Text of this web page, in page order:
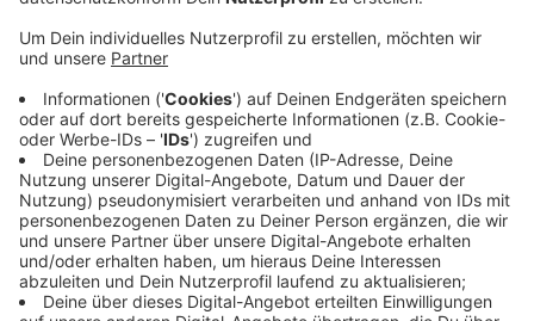
Die Aufbauarbeiten für eine Schranken für zu schwere
zwischen dem Kreuz Recklinghausen und dem Kreuz
Herne von heute Abend (10.12, 21:00 Uhr) bis
Montagfrüh (13.12., 5:00 Uhr) gesperrt. Arbeiter bauen
spezielle Streifen in die Fahrbahn ein. Sie dehnen sich
unter dem Gewicht der LKW. Sind sie zu schwer, leitet
die neue Anlage die LKW künftig automatisch um. Die
Brücke über den Rhein-Herne-Kanal in dem Bereich ist
für schwere LKW gesperrt. Weil sich zu wenige daran